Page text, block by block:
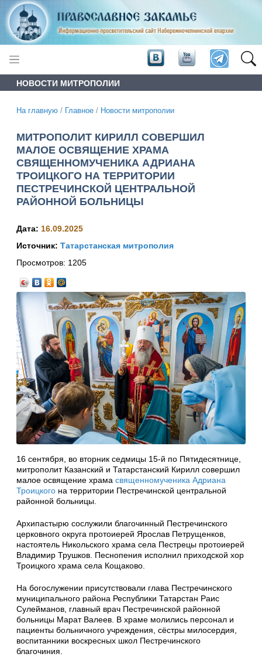
НОВОСТИ МИТРОПОЛИИ
На главную / Главное / Новости митрополии
МИТРОПОЛИТ КИРИЛЛ СОВЕРШИЛ
МАЛОЕ ОСВЯЩЕНИЕ ХРАМА
СВЯЩЕННОМУЧЕНИКА АДРИАНА
ТРОИЦКОГО НА ТЕРРИТОРИИ
ПЕСТРЕЧИНСКОЙ ЦЕНТРАЛЬНОЙ
РАЙОННОЙ БОЛЬНИЦЫ
Дата: 16.09.2025
Источник: Татарстанская митрополия
Просмотров: 1205
16 сентября, во вторник седмицы 15-й по Пятидесятнице,
митрополит Казанский и Татарстанский Кирилл совершил
малое освящение храма священномученика Адриана
Троицкого на территории Пестречинской центральной
районной больницы.
Архипастырю сослужили благочинный Пестречинского
церковного округа протоиерей Ярослав Петрущенков,
настоятель Никольского храма села Пестрецы протоиерей
Владимир Трушков. Песнопения исполнил приходской хор
Троицкого храма села Кощаково.
На богослужении присутствовали глава Пестречинского
муниципального района Республики Татарстан Раис
Сулейманов, главный врач Пестречинской районной
больницы Марат Валеев. В храме молились персонал и
пациенты больничного учреждения, сёстры милосердия,
воспитанники воскресных школ Пестречинского
благочиния.